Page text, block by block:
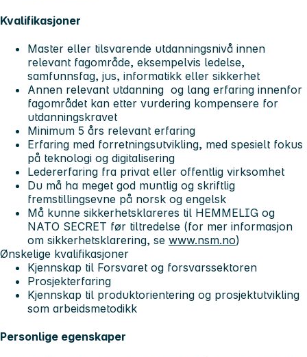
Kvalifikasjoner
Master eller tilsvarende utdanningsnivå innen
relevant fagområde, eksempelvis ledelse,
samfunnsfag, jus, informatikk eller sikkerhet
Annen relevant utdanning og lang erfaring innenfor
fagområdet kan etter vurdering kompensere for
utdanningskravet
Minimum 5 års relevant erfaring
Erfaring med forretningsutvikling, med spesielt fokus
på teknologi og digitalisering
Ledererfaring fra privat eller offentlig virksomhet
Du må ha meget god muntlig og skriftlig
fremstillingsevne på norsk og engelsk
Må kunne sikkerhetsklareres til HEMMELIG og
NATO SECRET før tiltredelse (for mer informasjon
om sikkerhetsklarering, se www.nsm.no)
Ønskelige kvalifikasjoner
Kjennskap til Forsvaret og forsvarssektoren
Prosjekterfaring
Kjennskap til produktorientering og prosjektutvikling
som arbeidsmetodikk
Personlige egenskaper